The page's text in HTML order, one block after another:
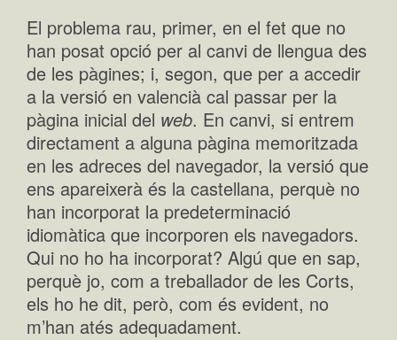
El problema rau, primer, en el fet que no
han posat opció per al canvi de llengua des
de les pàgines; i, segon, que per a accedir
a la versió en valencià cal passar per la
pàgina inicial del web. En canvi, si entrem
directament a alguna pàgina memoritzada
en les adreces del navegador, la versió que
ens apareixerà és la castellana, perquè no
han incorporat la predeterminació
idiomàtica que incorporen els navegadors.
Qui no ho ha incorporat? Algú que en sap,
perquè jo, com a treballador de les Corts,
els ho he dit, però, com és evident, no
m’han atés adequadament.